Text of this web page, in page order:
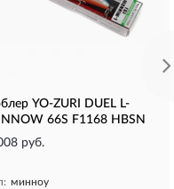
YO-ZURI DUEL L-
66S F1168 HBSN
руб.
минноу